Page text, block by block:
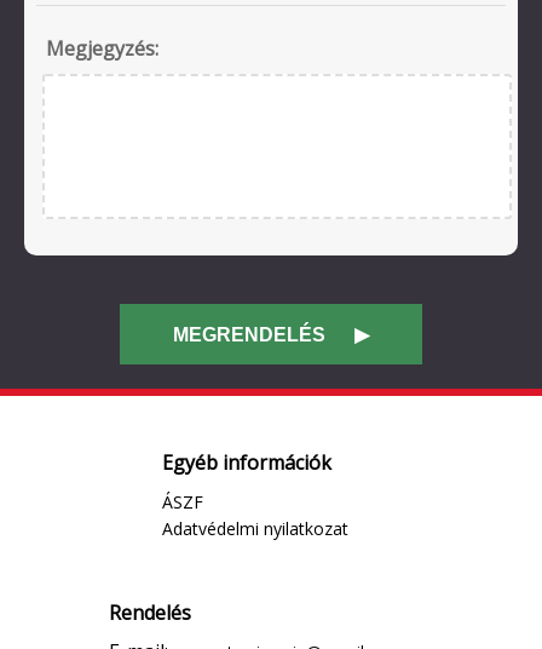
Megjegyzés:
Egyéb információk
ÁSZF
Adatvédelmi nyilatkozat
Rendelés